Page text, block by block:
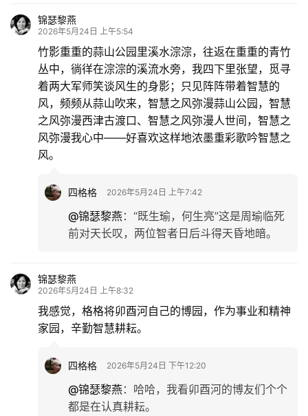
锦瑟黎燕
2026年5月24日 上午5:54
竹影重重的蒜山公园里溪水淙淙，往返在重重的青竹
丛中，徜徉在淙淙的溪流水旁，我四下里张望，觅寻
着两大军师笑谈风生的身影；只见阵阵带着智慧的
风，频频从蒜山吹来，智慧之风弥漫蒜山公园，智慧
之风弥漫西津古渡口、智慧之风弥漫人世间，智慧之
风弥漫我心中——好喜欢这样地浓墨重彩歌吟智慧之
风。
四格格 2026年5月24日 上午7:42
@锦瑟黎燕： “既生瑜，何生亮”这是周瑜临死
前对天长叹，两位智者日后斗得天昏地暗。
锦瑟黎燕
2026年5月24日 上午8:32
我感觉，格格将卯酉河自己的博园，作为事业和精神
家园，辛勤智慧耕耘。
四格格 2026年5月24日 下午12:20
@锦瑟黎燕： 哈哈，我看卯酉河的博友们个个
都是在认真耕耘。